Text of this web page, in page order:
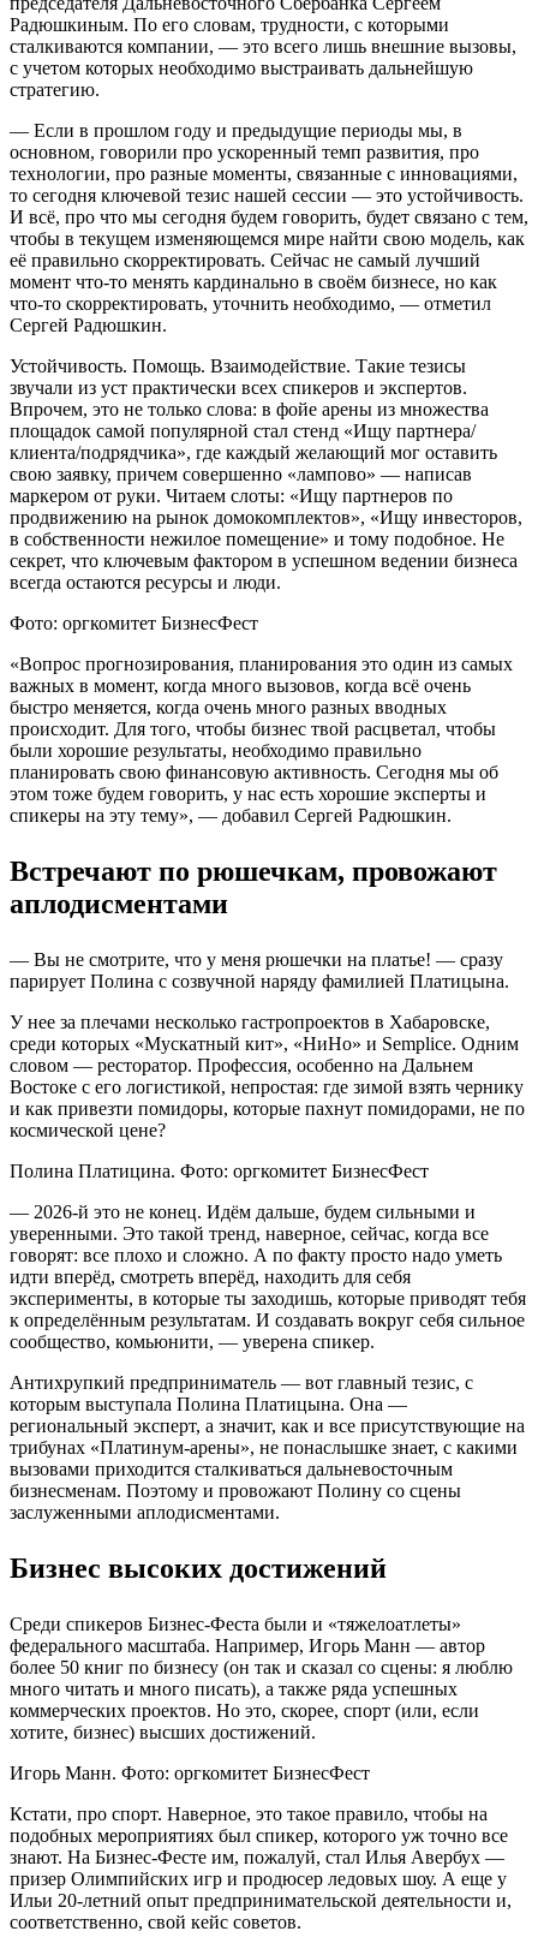
Радюшкиным. По его словам, трудности, с которыми
сталкиваются компании, — это всего лишь внешние вызовы,
с учетом которых необходимо выстраивать дальнейшую
стратегию.
— Если в прошлом году и предыдущие периоды мы, в
основном, говорили про ускоренный темп развития, про
технологии, про разные моменты, связанные с инновациями,
то сегодня ключевой тезис нашей сессии — это устойчивость.
И всё, про что мы сегодня будем говорить, будет связано с тем,
чтобы в текущем изменяющемся мире найти свою модель, как
её правильно скорректировать. Сейчас не самый лучший
момент что-то менять кардинально в своём бизнесе, но как
что-то скорректировать, уточнить необходимо, — отметил
Сергей Радюшкин.
Устойчивость. Помощь. Взаимодействие. Такие тезисы
звучали из уст практически всех спикеров и экспертов.
Впрочем, это не только слова: в фойе арены из множества
площадок самой популярной стал стенд «Ищу партнера/
клиента/подрядчика», где каждый желающий мог оставить
свою заявку, причем совершенно «лампово» — написав
маркером от руки. Читаем слоты: «Ищу партнеров по
продвижению на рынок домокомплектов», «Ищу инвесторов,
в собственности нежилое помещение» и тому подобное. Не
секрет, что ключевым фактором в успешном ведении бизнеса
всегда остаются ресурсы и люди.
Фото: оргкомитет БизнесФест
«Вопрос прогнозирования, планирования это один из самых
важных в момент, когда много вызовов, когда всё очень
быстро меняется, когда очень много разных вводных
происходит. Для того, чтобы бизнес твой расцветал, чтобы
были хорошие результаты, необходимо правильно
планировать свою финансовую активность. Сегодня мы об
этом тоже будем говорить, у нас есть хорошие эксперты и
спикеры на эту тему», — добавил Сергей Радюшкин.
Встречают по рюшечкам, провожают
аплодисментами
— Вы не смотрите, что у меня рюшечки на платье! — сразу
парирует Полина с созвучной наряду фамилией Платицына.
У нее за плечами несколько гастропроектов в Хабаровске,
среди которых «Мускатный кит», «НиНо» и Semplice. Одним
словом — ресторатор. Профессия, особенно на Дальнем
Востоке с его логистикой, непростая: где зимой взять чернику
и как привезти помидоры, которые пахнут помидорами, не по
космической цене?
Полина Платицина. Фото: оргкомитет БизнесФест
— 2026-й это не конец. Идём дальше, будем сильными и
уверенными. Это такой тренд, наверное, сейчас, когда все
говорят: все плохо и сложно. А по факту просто надо уметь
идти вперёд, смотреть вперёд, находить для себя
эксперименты, в которые ты заходишь, которые приводят тебя
к определённым результатам. И создавать вокруг себя сильное
сообщество, комьюнити, — уверена спикер.
Антихрупкий предприниматель — вот главный тезис, с
которым выступала Полина Платицына. Она —
региональный эксперт, а значит, как и все присутствующие на
трибунах «Платинум-арены», не понаслышке знает, с какими
вызовами приходится сталкиваться дальневосточным
бизнесменам. Поэтому и провожают Полину со сцены
заслуженными аплодисментами.
Бизнес высоких достижений
Среди спикеров Бизнес-Феста были и «тяжелоатлеты»
федерального масштаба. Например, Игорь Манн — автор
более 50 книг по бизнесу (он так и сказал со сцены: я люблю
много читать и много писать), а также ряда успешных
коммерческих проектов. Но это, скорее, спорт (или, если
хотите, бизнес) высших достижений.
Игорь Манн. Фото: оргкомитет БизнесФест
Кстати, про спорт. Наверное, это такое правило, чтобы на
подобных мероприятиях был спикер, которого уж точно все
знают. На Бизнес-Фесте им, пожалуй, стал Илья Авербух —
призер Олимпийских игр и продюсер ледовых шоу. А еще у
Ильи 20-летний опыт предпринимательской деятельности и,
соответственно, свой кейс советов.